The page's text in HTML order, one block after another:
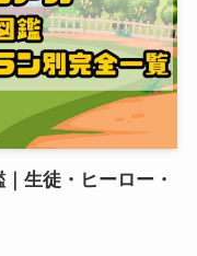
生徒・ヒーロー・